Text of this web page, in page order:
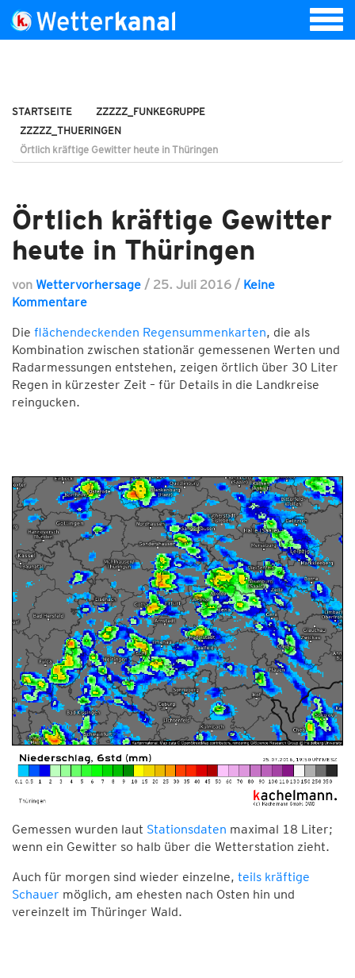
STARTSEITE
ZZZZZ_FUNKEGRUPPE
ZZZZZ_THUERINGEN
Örtlich kräftige Gewitter heute in Thüringen
Örtlich kräftige Gewitter
heute in Thüringen
von Wettervorhersage / 25. Juli 2016 / Keine
Kommentare
Die flächendeckenden Regensummenkarten, die als
Kombination zwischen stationär gemessenen Werten und
Radarmessungen entstehen, zeigen örtlich über 30 Liter
Regen in kürzester Zeit – für Details in die Landkreise
reingucken.
Gemessen wurden laut Stationsdaten maximal 18 Liter;
wenn ein Gewitter so halb über die Wetterstation zieht.
Auch für morgen sind wieder einzelne, teils kräftige
Schauer möglich, am ehesten nach Osten hin und
vereinzelt im Thüringer Wald.